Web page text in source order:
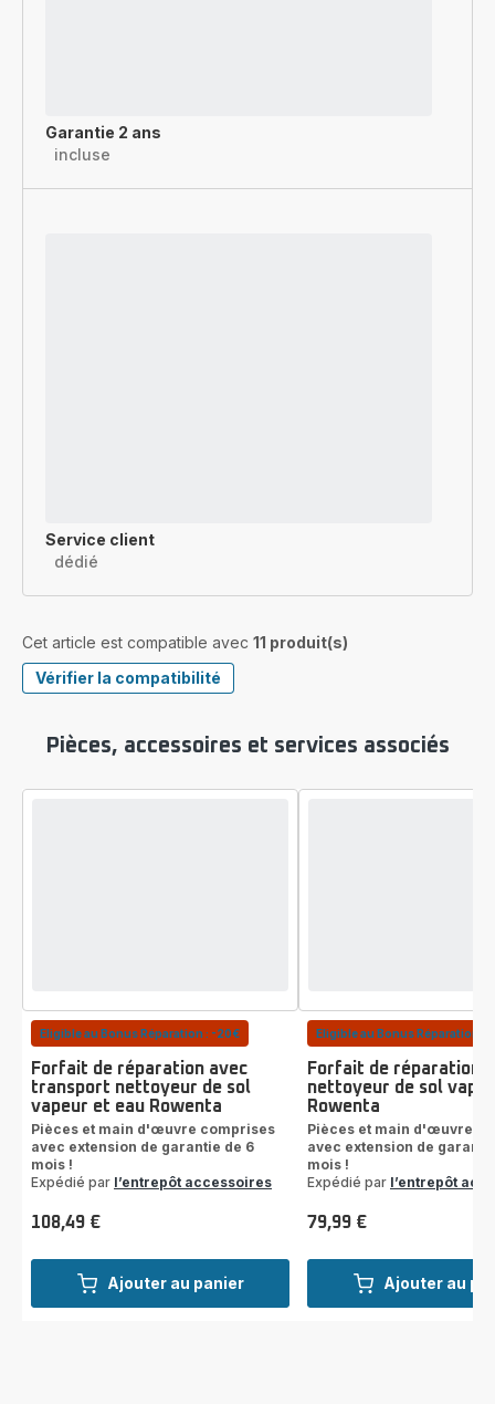
Garantie 2 ans
incluse
Service client
dédié
Cet article est compatible avec 11 produit(s)
Vérifier la compatibilité
Pièces, accessoires et services associés
Ajouter au panier
Eligible au Bonus Réparation : -20€
Forfait de réparation avec
transport nettoyeur de sol
vapeur et eau Rowenta
Pièces et main d'œuvre comprises
avec extension de garantie de 6
mois !
Expédié par l’entrepôt accessoires
Prix
108,49 €
Ajouter au
Eligible au Bonus Réparation :
Forfait de réparation
nettoyeur de sol
Rowenta
Pièces et main d'œuvre
avec extension de
mois !
Expédié par l’entrepôt
Prix
79,99 €